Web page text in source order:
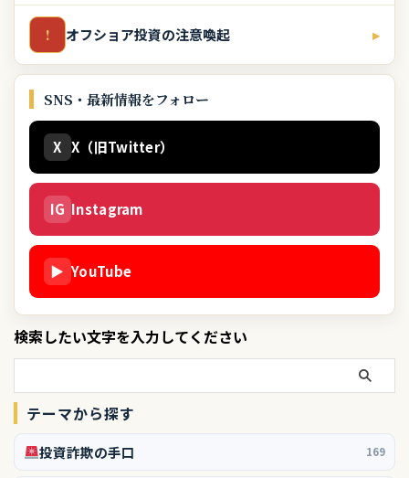
! オフショア投資の注意喚起 ▸
SNS・最新情報をフォロー
X X（旧Twitter）
IG Instagram
▶ YouTube
検索したい文字を入力してください
テーマから探す
投資詐欺の手口 169